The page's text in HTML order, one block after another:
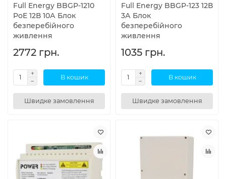
Full Energy BBGP-1210
PoE 12В 10А Блок
безперебійного
живлення
2772 грн.
В кошик
Швидке замовлення
Full Energy BBGP-123 12В
3А Блок
безперебійного
живлення
1035 грн.
В кошик
Швидке замовлення